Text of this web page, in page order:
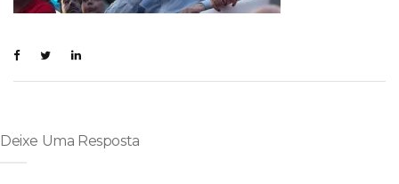
Deixe Uma Resposta